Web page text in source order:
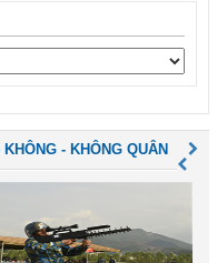
- KHÔNG QUÂN